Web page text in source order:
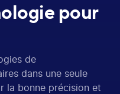
pour
de
dans une seule
la bonne précision et